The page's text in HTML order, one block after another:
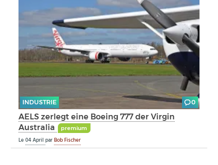
INDUSTRIE 0
AELS zerlegt eine Boeing 777 der Virgin
Australia
premium
Le04 AprilparBob Fischer